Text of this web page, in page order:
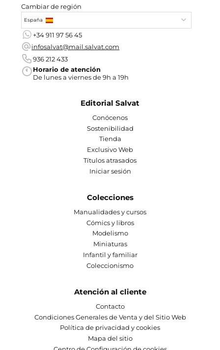
Cambiar de región
España
+34 911 97 56 45
infosalvat@mail.salvat.com
936 212 433
Horario de atención
De lunes a viernes de 9h a 19h
Editorial Salvat
Conócenos
Sostenibilidad
Tienda
Exclusivo Web
Títulos atrasados
Iniciar sesión
Colecciones
Manualidades y cursos
Cómics y libros
Modelismo
Miniaturas
Infantil y familiar
Coleccionismo
Atención al cliente
Contacto
Condiciones Generales de Venta y del Sitio Web
Política de privacidad y cookies
Mapa del sitio